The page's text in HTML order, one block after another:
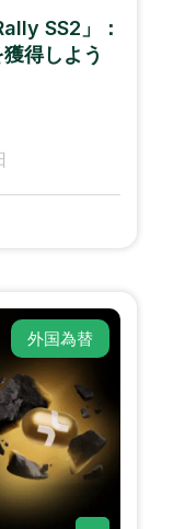
SS2」：
得しよう
外国為替